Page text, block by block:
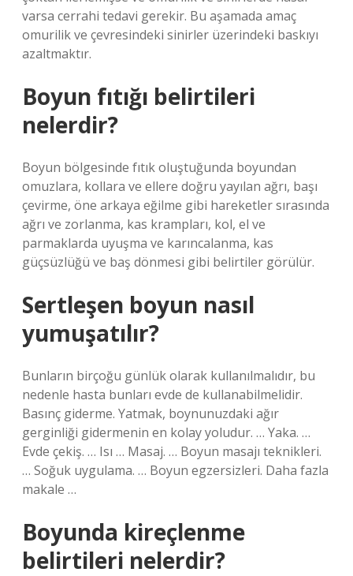
varsa cerrahi tedavi gerekir. Bu aşamada amaç
omurilik ve çevresindeki sinirler üzerindeki baskıyı
azaltmaktır.
Boyun fıtığı belirtileri
nelerdir?
Boyun bölgesinde fıtık oluştuğunda boyundan
omuzlara, kollara ve ellere doğru yayılan ağrı, başı
çevirme, öne arkaya eğilme gibi hareketler sırasında
ağrı ve zorlanma, kas krampları, kol, el ve
parmaklarda uyuşma ve karıncalanma, kas
güçsüzlüğü ve baş dönmesi gibi belirtiler görülür.
Sertleşen boyun nasıl
yumuşatılır?
Bunların birçoğu günlük olarak kullanılmalıdır, bu
nedenle hasta bunları evde de kullanabilmelidir.
Basınç giderme. Yatmak, boynunuzdaki ağır
gerginliği gidermenin en kolay yoludur. … Yaka. …
Evde çekiş. … Isı … Masaj. … Boyun masajı teknikleri.
… Soğuk uygulama. … Boyun egzersizleri. Daha fazla
makale …
Boyunda kireçlenme
belirtileri nelerdir?